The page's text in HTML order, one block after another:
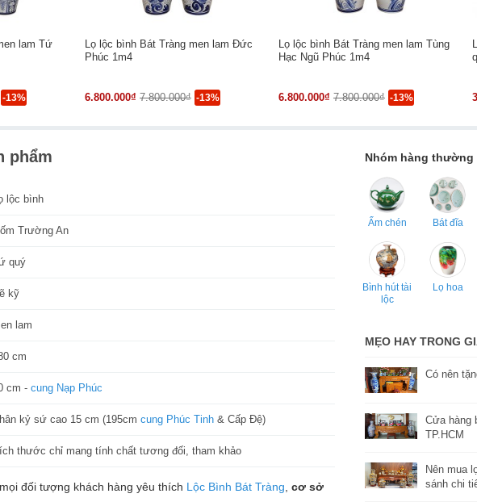
lam Tứ
-13%
Lọ lộc bình Bát Tràng men lam Đức
Phúc 1m4
6.800.000₫ 7.800.000₫ -13%
Lọ lộc bình Bát Tràng men lam Tùng
Hạc Ngũ Phúc 1m4
6.800.000₫ 7.800.000₫ -13%
phẩm
lộc bình
Trường An
quý
kỹ
lam
cm
cm -cung Nạp Phúc
kỷ sứ cao 15 cm (195cmcung Phúc Tinh & Cấp Đệ)
thước chỉ mang tính chất tương đối, tham khảo
đối tượng khách hàng yêu thích Lộc Bình Bát Tràng, cơ sở
Nhóm hàng thường
Ấm chén Bát đĩa
Bình hút tài
lộc
Lọ hoa
MẸO HAY TRONG
Có nên
Cửa hàng
TP.HCM
Nên mua
sánh chi